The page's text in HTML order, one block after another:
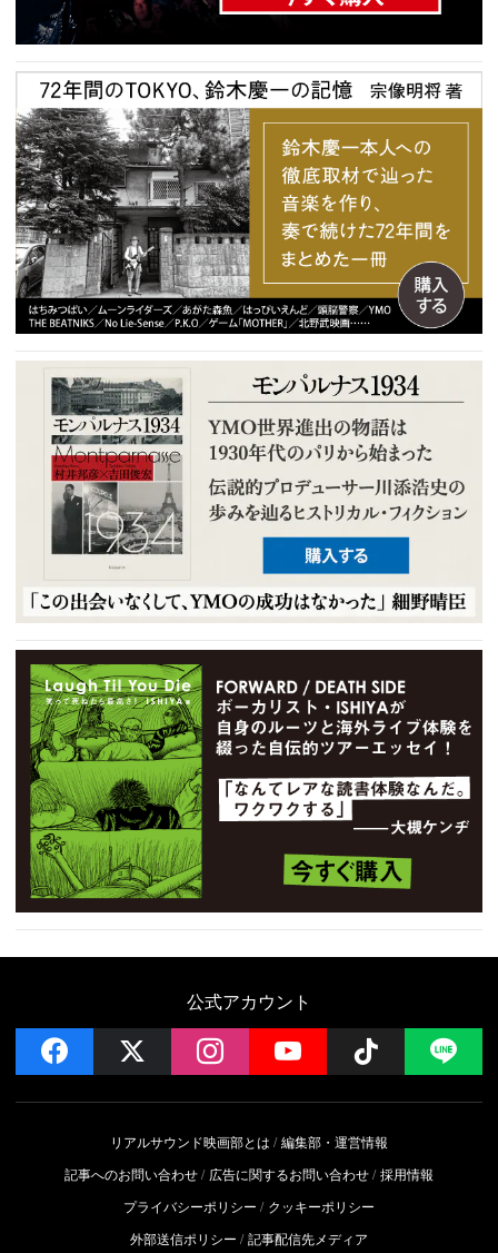
公式アカウント
facebook instagramYouTube Follow
リアルサウンド映画部とは
編集部・運営情報
記事へのお問い合わせ
広告に関するお問い合わせ 採用情報
プライバシーポリシー
クッキーポリシー
外部送信ポリシー
記事配信先メディア